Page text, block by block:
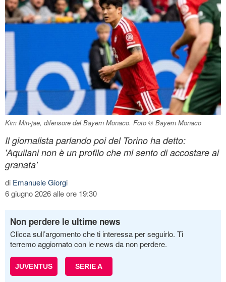
Kim Min-jae, difensore del Bayern Monaco. Foto © Bayern Monaco
Il giornalista parlando poi del Torino ha detto:
'Aquilani non è un profilo che mi sento di accostare ai
granata'
di Emanuele Giorgi
6 giugno 2026 alle ore 19:30
Non perdere le ultime news
Clicca sull’argomento che ti interessa per seguirlo. Ti
terremo aggiornato con le news da non perdere.
JUVENTUS SERIE A